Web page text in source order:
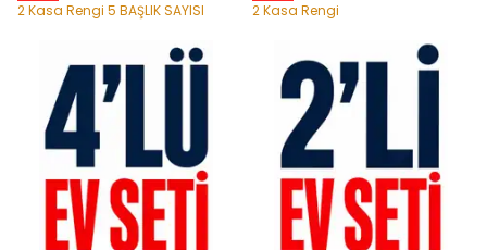
2 Kasa Rengi 5 BAŞLIK SAYISI 2 Kasa Rengi